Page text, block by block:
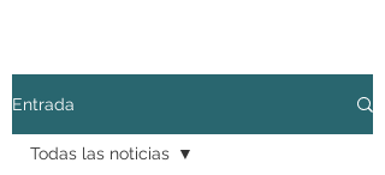
Entrada
Todas las noticias